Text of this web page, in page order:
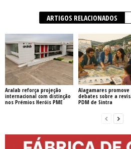
ARTIGOS RELACIONADOS
Aralab reforça projeção
internacional com distinção
nos Prémios Heróis PME
Alagamares promove
debates sobre a
PDM de Sintra